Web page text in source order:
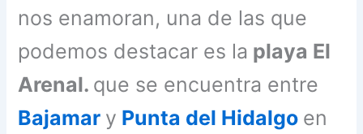
nos enamoran, una de las que
podemos destacar es la playa El
Arenal. que se encuentra entre
Bajamar y Punta del Hidalgo en